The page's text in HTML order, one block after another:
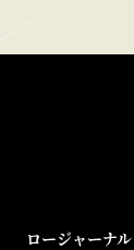
ロージャーナル